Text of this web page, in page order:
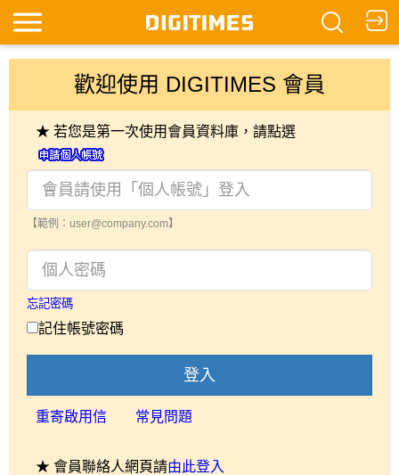
歡迎使用 DIGITIMES 會員
★ 若您是第一次使用會員資料庫，請點選
【範例：user@company.com】
忘記密碼
記住帳號密碼
登入
重寄啟用信 常見問題
★ 會員聯絡人網頁請由此登入